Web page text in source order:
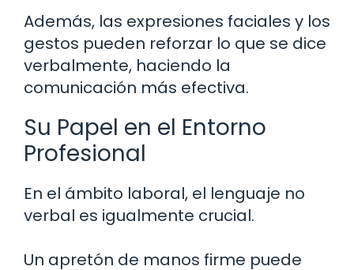
Además, las expresiones faciales y los
gestos pueden reforzar lo que se dice
verbalmente, haciendo la
comunicación más efectiva.
Su Papel en el Entorno
Profesional
En el ámbito laboral, el lenguaje no
verbal es igualmente crucial.
Un apretón de manos firme puede